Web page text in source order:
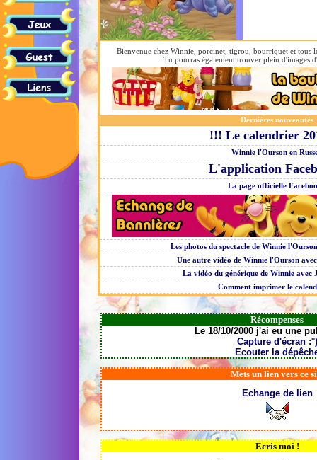
Bienvenue chez Winnie, porcinet, tigrou, bourriquet et tous
Tu pourras également trouver plein d'images
Dernières nouveautés
!!! Le calendrier
Winnie l'Ourson en
L'application
La page officielle
Les photos du spectacle de Winnie
Une autre vidéo de Winnie l'Ourson
La vidéo du générique de Winnie avec
Comment imprimer le
Récompenses
Le 18/10/2000 j'ai eu une
Capture d'écran :°)
Ecouter la
Mets un lien vers ce
Echange de lien
Ecris moi !